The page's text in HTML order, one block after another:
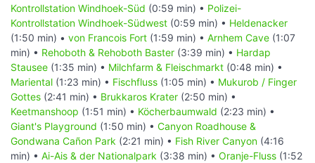
Kontrollstation Windhoek-Süd (0:59 min) • Polizei-
Kontrollstation Windhoek-Südwest (0:59 min) • Heldenacker
(1:50 min) • von Francois Fort (1:59 min) • Arnhem Cave (1:07
min) • Rehoboth & Rehoboth Baster (3:39 min) • Hardap
Stausee (1:35 min) • Milchfarm & Fleischmarkt (0:48 min) •
Mariental (1:23 min) • Fischfluss (1:05 min) • Mukurob / Finger
Gottes (2:41 min) • Brukkaros Krater (2:50 min) •
Keetmanshoop (1:51 min) • Köcherbaumwald (2:23 min) •
Giant's Playground (1:50 min) • Canyon Roadhouse &
Gondwana Cañon Park (2:21 min) • Fish River Canyon (4:16
min) • Ai-Ais & der Nationalpark (3:38 min) • Oranje-Fluss (1:52